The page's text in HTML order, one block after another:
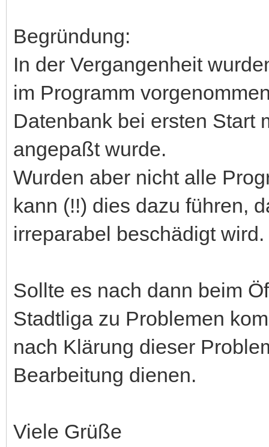
Begründung:
In der Vergangenheit
im Programm
Datenbank bei ersten Start
angepaßt wurde.
Wurden aber nicht alle
kann (!!) dies dazu führen,
irreparabel beschädigt wird.
Sollte es nach dann beim
Stadtliga zu Problemen
nach Klärung dieser
Bearbeitung dienen.
Viele Grüße